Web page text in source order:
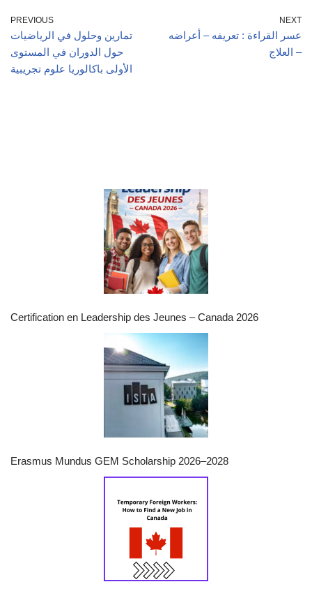
PREVIOUS
تمارين وحلول في الرياضيات
حول الدوران في المستوى
الأولى باكالوريا علوم تجريبية
NEXT
عسر القراءة : تعريفه – أعراضه
– العلاج
Certification en Leadership des Jeunes – Canada 2026
Erasmus Mundus GEM Scholarship 2026–2028